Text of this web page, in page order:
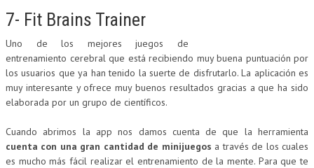
7- Fit Brains Trainer
Uno de los mejores juegos de
entrenamiento cerebral que está recibiendo muy buena puntuación por
los usuarios que ya han tenido la suerte de disfrutarlo. La aplicación es
muy interesante y ofrece muy buenos resultados gracias a que ha sido
elaborada por un grupo de científicos.
Cuando abrimos la app nos damos cuenta de que la herramienta
cuenta con una gran cantidad de minijuegos a través de los cuales
es mucho más fácil realizar el entrenamiento de la mente. Para que te